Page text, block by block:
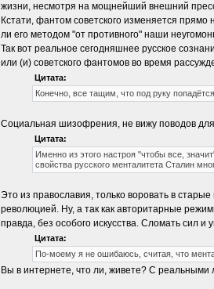
жизни, несмотря на мощнейший внешний
Кстати, фантом советского изменяется
ли его методом "от противного" наши
Так вот реальное сегодняшнее русское
или (и) советского фантомов во время
Цитата:
Конечно, все тащим, что под руку
Социальная шизофрения, не вижу поводов для
Цитата:
Именно из этого настроя "чтобы все,
свойства русского менталитета Сталин
Это из православия, только воровать в
революцией. Ну, а так как авторитарные
правда, без особого искусства. Сломать сил
Цитата:
По-моему я не ошибаюсь, считая, что
Вы в интернете, что ли, живете? С